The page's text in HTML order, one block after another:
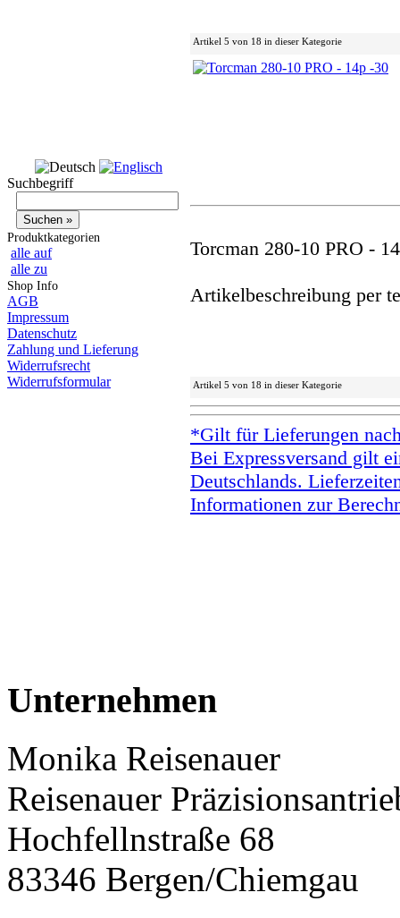
Suchbegriff
Produktkategorien
alle auf
alle zu
Shop Info
AGB
Impressum
Datenschutz
Zahlung und Lieferung
Widerrufsrecht
Widerrufsformular
Artikel 5 von 18 in dieser Kategorie
Torcman 280-10 PRO -
Artikelbeschreibung per
Artikel 5 von 18 in dieser Kategorie
*Gilt für Lieferungen
Bei Expressversand gilt
Deutschlands.
Informationen zur
Unternehmen
Monika Reisenauer
Reisenauer
Hochfellnstraße 68
83346 Bergen/Chiemgau